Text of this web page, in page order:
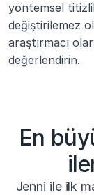
yöntemsel
değiştirilemez
araştırmacı
değerlendirin.
En
Jenni ile ilk